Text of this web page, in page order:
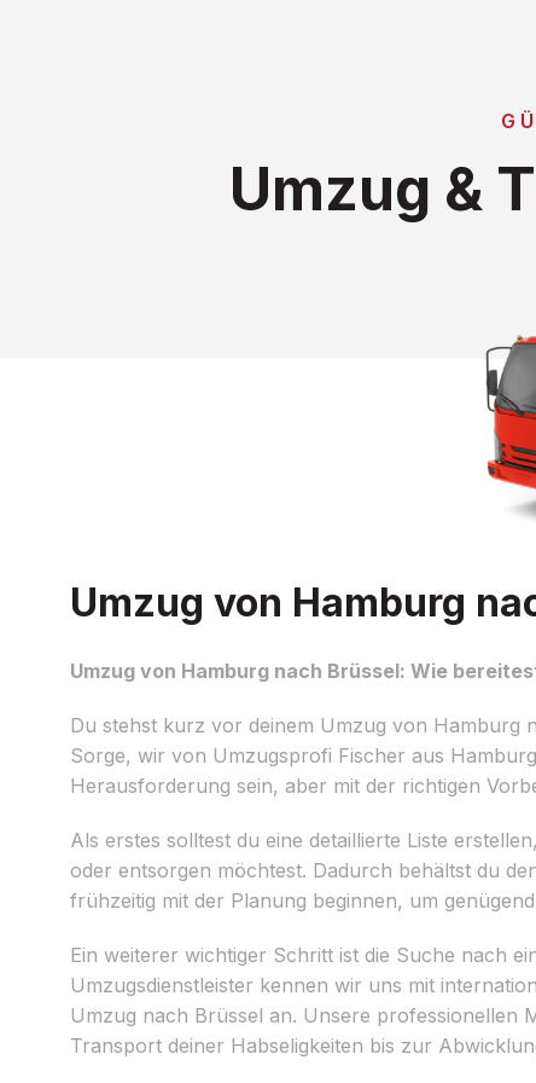
Umzug &
Umzug von Hamburg
Umzug von Hamburg nach Brüssel: Wie
Du stehst kurz vor deinem Umzug von Hamburg
Sorge, wir von Umzugsprofi Fischer aus
Herausforderung sein, aber mit der richtigen
Als erstes solltest du eine detaillierte Liste
oder entsorgen möchtest. Dadurch behältst du
frühzeitig mit der Planung beginnen, um
Ein weiterer wichtiger Schritt ist die Suche nach
Umzugsdienstleister kennen wir uns mit
Umzug nach Brüssel an. Unsere professionellen
Transport deiner Habseligkeiten bis zur